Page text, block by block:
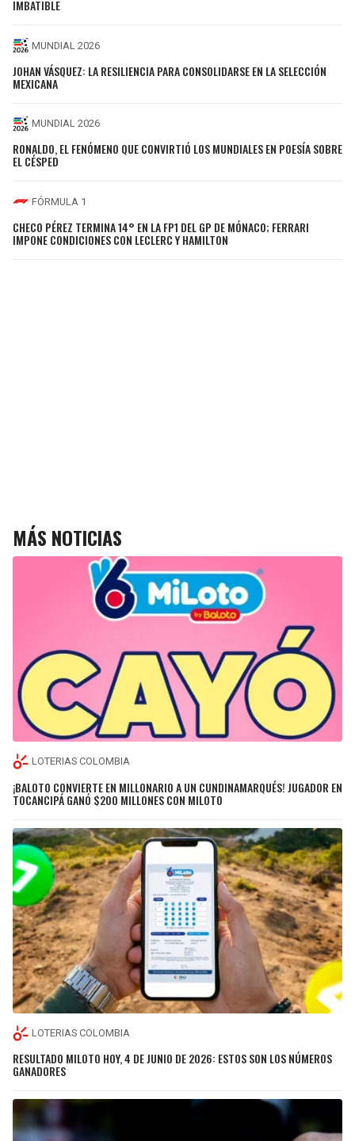
IMBATIBLE
MUNDIAL 2026
JOHAN VÁSQUEZ: LA RESILIENCIA PARA CONSOLIDARSE EN LA SELECCIÓN
MEXICANA
MUNDIAL 2026
RONALDO, EL FENÓMENO QUE CONVIRTIÓ LOS MUNDIALES EN POESÍA SOBRE
EL CÉSPED
FÓRMULA 1
CHECO PÉREZ TERMINA 14° EN LA FP1 DEL GP DE MÓNACO; FERRARI
IMPONE CONDICIONES CON LECLERC Y HAMILTON
MÁS NOTICIAS
LOTERIAS COLOMBIA
¡BALOTO CONVIERTE EN MILLONARIO A UN CUNDINAMARQUÉS! JUGADOR EN
TOCANCIPÁ GANÓ $200 MILLONES CON MILOTO
LOTERIAS COLOMBIA
RESULTADO MILOTO HOY, 4 DE JUNIO DE 2026: ESTOS SON LOS NÚMEROS
GANADORES